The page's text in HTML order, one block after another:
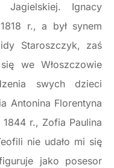
Ignacy
r., a był synem
Staroszczyk, zaś
we Włoszczowie
swych dzieci
Antonina Florentyna
r., Zofia Paulina
nie udało mi się
jako posesor